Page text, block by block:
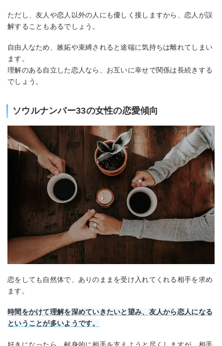
ただし、友人や恋人以外の人にも優しく接しますから、恋人が誤
解することもあるでしょう。
自由人なため、嫉妬や束縛されると途端に気持ちは離れてしまい
ます。
理解のある自立した恋人なら、お互いに幸せで関係は長続きする
でしょう。
ソウルナンバー33の女性の恋愛傾向
恋をしても自然体で、ありのままを受け入れてくれる相手を求め
ます。
時間をかけて理解を深めていきたいと望み、友人から恋人になる
ということが多いようです。